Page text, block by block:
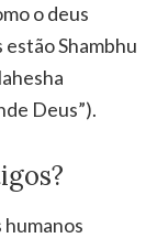
o deus
Shambhu
Deus”).
humanos